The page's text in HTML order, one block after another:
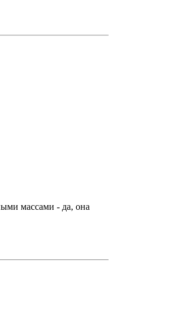
массами - да, она